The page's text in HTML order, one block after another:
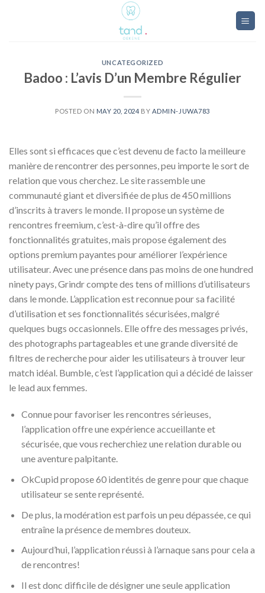
UNCATEGORIZED
Badoo : L’avis D’un Membre Régulier
POSTED ON MAY 20, 2024 BY ADMIN-JUWA783
Elles sont si efficaces que c’est devenu de facto la meilleure
manière de rencontrer des personnes, peu importe le sort de
relation que vous cherchez. Le site rassemble une
communauté giant et diversifiée de plus de 450 millions
d’inscrits à travers le monde. Il propose un système de
rencontres freemium, c’est-à-dire qu’il offre des
fonctionnalités gratuites, mais propose également des
options premium payantes pour améliorer l’expérience
utilisateur. Avec une présence dans pas moins de one hundred
ninety pays, Grindr compte des tens of millions d’utilisateurs
dans le monde. L’application est reconnue pour sa facilité
d’utilisation et ses fonctionnalités sécurisées, malgré
quelques bugs occasionnels. Elle offre des messages privés,
des photographs partageables et une grande diversité de
filtres de recherche pour aider les utilisateurs à trouver leur
match idéal. Bumble, c’est l’application qui a décidé de laisser
le lead aux femmes.
Connue pour favoriser les rencontres sérieuses,
l’application offre une expérience accueillante et
sécurisée, que vous recherchiez une relation durable ou
une aventure palpitante.
OkCupid propose 60 identités de genre pour que chaque
utilisateur se sente représenté.
De plus, la modération est parfois un peu dépassée, ce qui
entraîne la présence de membres douteux.
Aujourd’hui, l’application réussi à l’arnaque sans pour cela a
de rencontres!
Il est donc difficile de désigner une seule application